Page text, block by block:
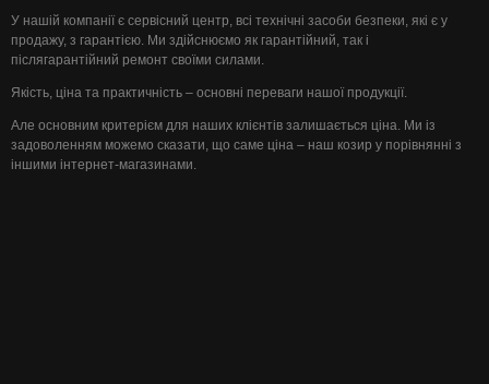
У нашій компанії є сервісний центр, всі технічні засоби безпеки, які є у
продажу, з гарантією. Ми здійснюємо як гарантійний, так і
післягарантійний ремонт своїми силами.
Якість, ціна та практичність – основні переваги нашої продукції.
Але основним критерієм для наших клієнтів залишається ціна. Ми із
задоволенням можемо сказати, що саме ціна – наш козир у порівнянні з
іншими інтернет-магазинами.